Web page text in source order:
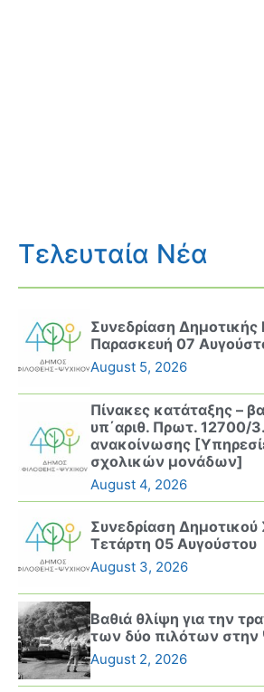
Τελευταία Νέα
Συνεδρίαση Δημοτικής
Παρασκευή 07
August 5, 2026
Πίνακες κατάταξης –
υπ΄αριθ. Πρωτ. 12700/
ανακοίνωσης
σχολικών μονάδων]
August 4, 2026
Συνεδρίαση Δημοτικού
Τετάρτη 05 Αυγούστου
August 3, 2026
Βαθιά θλίψη για την
των δύο πιλότων στην
August 2, 2026